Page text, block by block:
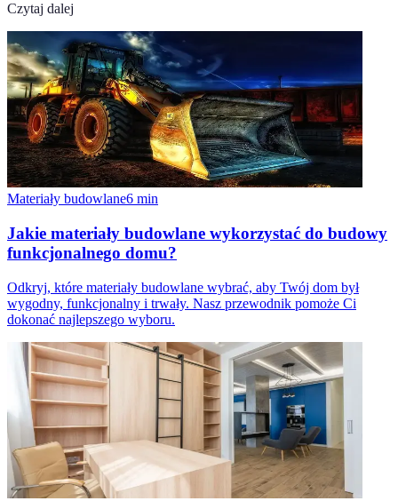
Czytaj dalej
Materiały budowlane6 min
Jakie materiały budowlane wykorzystać do budowy
funkcjonalnego domu?
Odkryj, które materiały budowlane wybrać, aby Twój dom był
wygodny, funkcjonalny i trwały. Nasz przewodnik pomoże Ci
dokonać najlepszego wyboru.